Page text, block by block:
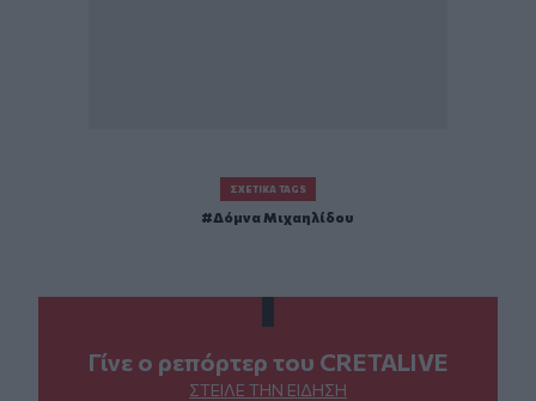
ΣΧΕΤΙΚΆ TAGS
Δόμνα Μιχαηλίδου
Γίνε ο ρεπόρτερ του CRETALIVE
ΣΤΕΊΛΕ ΤΗΝ ΕΊΔΗΣΗ